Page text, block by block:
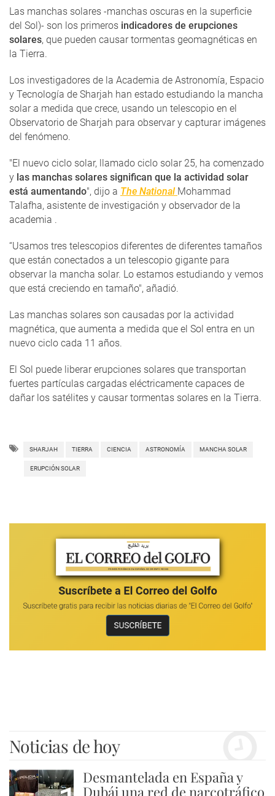
Las manchas solares -manchas oscuras en la superficie
del Sol)- son los primeros indicadores de erupciones
solares, que pueden causar tormentas geomagnéticas en
la Tierra.
Los investigadores de la Academia de Astronomía, Espacio
y Tecnología de Sharjah han estado estudiando la mancha
solar a medida que crece, usando un telescopio en el
Observatorio de Sharjah para observar y capturar imágenes
del fenómeno.
"El nuevo ciclo solar, llamado ciclo solar 25, ha comenzado
y las manchas solares significan que la actividad solar
está aumentando", dijo a The National Mohammad
Talafha, asistente de investigación y observador de la
academia .
“Usamos tres telescopios diferentes de diferentes tamaños
que están conectados a un telescopio gigante para
observar la mancha solar. Lo estamos estudiando y vemos
que está creciendo en tamaño", añadió.
Las manchas solares son causadas por la actividad
magnética, que aumenta a medida que el Sol entra en un
nuevo ciclo cada 11 años.
El Sol puede liberar erupciones solares que transportan
fuertes partículas cargadas eléctricamente capaces de
dañar los satélites y causar tormentas solares en la Tierra.
SHARJAH TIERRA CIENCIA ASTRONOMÍA MANCHA SOLAR
ERUPCIÓN SOLAR
Noticias de hoy
Desmantelada en España y
Dubái una red de narcotráfico